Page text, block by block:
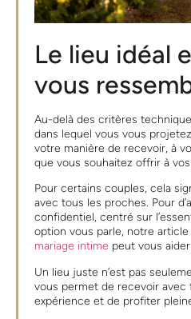
Le lieu idéal
vous
Au-delà des critères
dans lequel vous vous
votre manière de recevoir, à
que vous souhaitez offrir à
Pour certains couples, cela
avec tous les proches. Pour
confidentiel, centré sur
option vous parle, notre
mariage intime peut vous
Un lieu juste n’est pas
vous permet de recevoir avec
expérience et de profiter